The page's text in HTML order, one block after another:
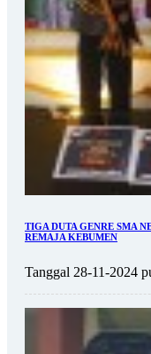
TIGA DUTA GENRE SMA
REMAJA KEBUMEN
Tanggal 28-11-2024